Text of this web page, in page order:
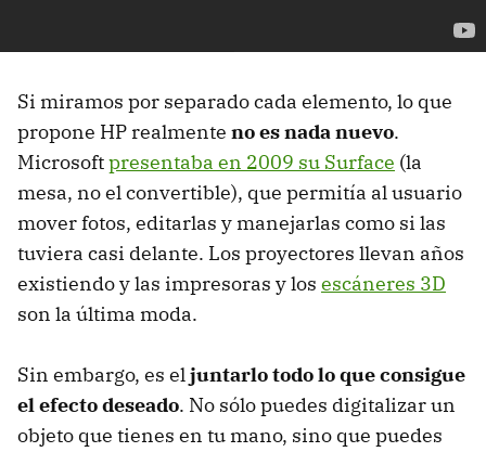
Si miramos por separado cada elemento, lo que
propone HP realmente no es nada nuevo.
Microsoftpresentaba en 2009 su Surface (la
mesa, no el convertible), que permitía al usuario
mover fotos, editarlas y manejarlas como si las
tuviera casi delante. Los proyectores llevan años
existiendo y las impresoras y los escáneres 3D
son la última moda.
Sin embargo, es eljuntarlo todo lo que consigue
el efecto deseado. No sólo puedes digitalizar un
objeto que tienes en tu mano, sino que puedes